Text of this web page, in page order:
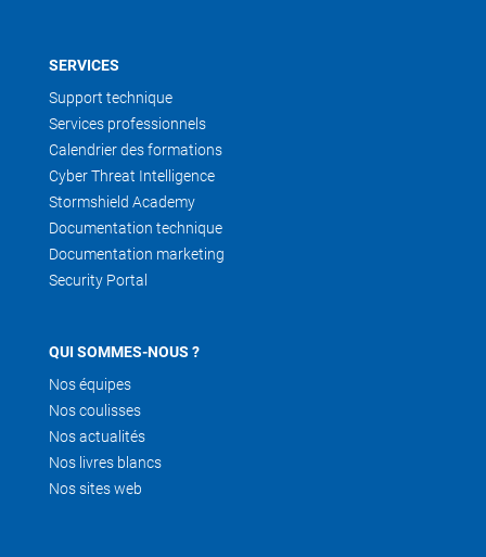
SERVICES
Support technique
Services professionnels
Calendrier des formations
Cyber Threat Intelligence
Stormshield Academy
Documentation technique
Documentation marketing
Security Portal
QUI SOMMES-NOUS ?
Nos équipes
Nos coulisses
Nos actualités
Nos livres blancs
Nos sites web